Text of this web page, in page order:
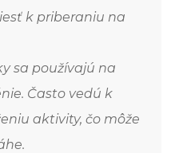
k priberaniu na
sa používajú na
Často vedú k
aktivity, čo môže